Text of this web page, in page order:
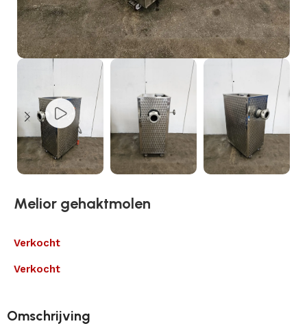
Melior gehaktmolen
Verkocht
Verkocht
Omschrijving